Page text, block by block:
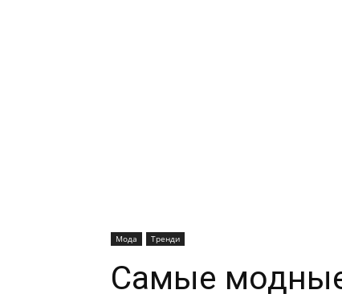
Мода Тренди
Самые модные